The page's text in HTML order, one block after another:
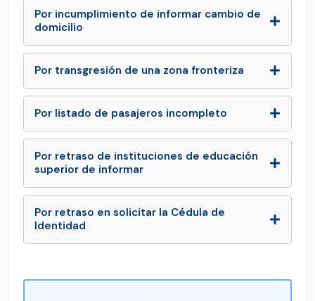
Por incumplimiento de informar cambio de
domicilio
Por transgresión de una zona fronteriza
Por listado de pasajeros incompleto
Por retraso de instituciones de educación
superior de informar
Por retraso en solicitar la Cédula de
Identidad